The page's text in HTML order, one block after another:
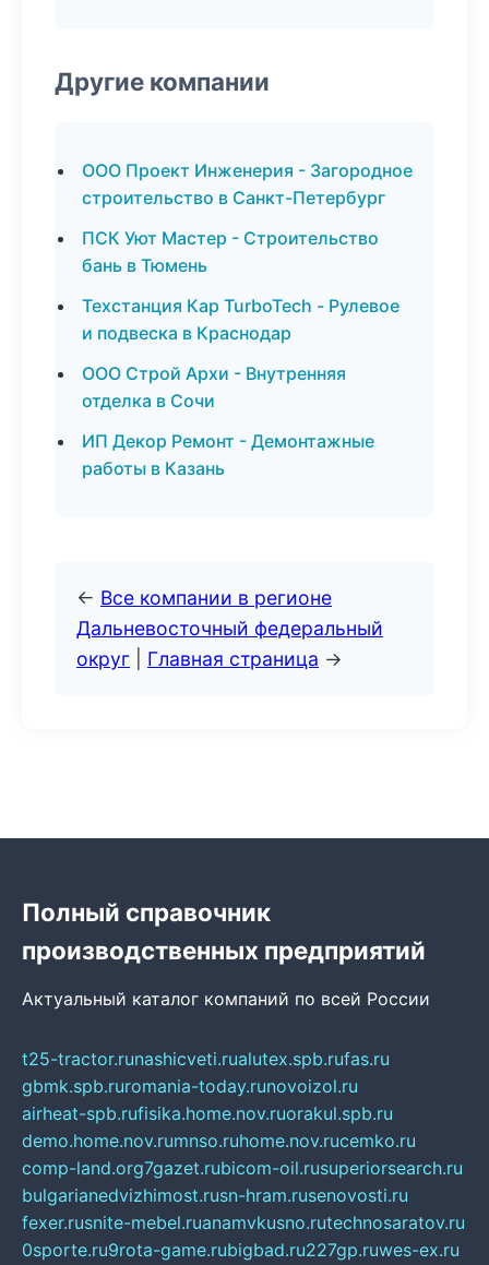
Другие компании
ООО Проект Инженерия - Загородное
строительство в Санкт-Петербург
ПСК Уют Мастер - Строительство
бань в Тюмень
Техстанция Кар TurboTech - Рулевое
и подвеска в Краснодар
ООО Строй Архи - Внутренняя
отделка в Сочи
ИП Декор Ремонт - Демонтажные
работы в Казань
← Все компании в регионе
Дальневосточный федеральный
округ
Главная страница →
Полный справочник
производственных предприятий
Актуальный каталог компаний по всей России
t25-tractor.runashicveti.rualutex.spb.rufas.ru
gbmk.spb.ruromania-today.runovoizol.ru
airheat-spb.rufisika.home.nov.ruorakul.spb.ru
demo.home.nov.rumnso.ruhome.nov.rucemko.ru
comp-land.org7gazet.rubicom-oil.rusuperiorsearch.ru
bulgarianedvizhimost.rusn-hram.rusenovosti.ru
fexer.rusnite-mebel.ruanamvkusno.rutechnosaratov.ru
0sporte.ru9rota-game.rubigbad.ru227gp.ruwes-ex.ru